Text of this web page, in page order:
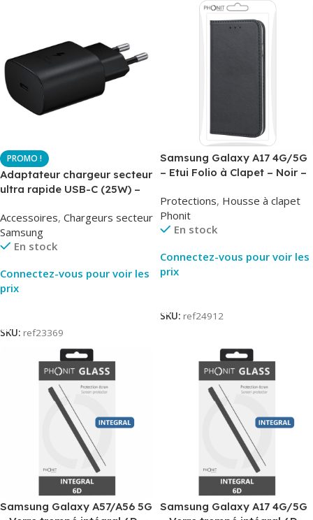
Adaptateur chargeur secteur
ultra rapide USB-C (25W) –
TA800
Accessoires, Chargeurs secteur
Samsung
En stock
Connectez-vous pour voir les
prix
SKU: ref23369
Samsung Galaxy A17 4G/5G
– Etui Folio à Clapet – Noir –
Protections, Housse à clapet
Phonit
En stock
Connectez-vous pour voir les
prix
SKU: ref24912
Samsung Galaxy A57/A56 5G
Samsung Galaxy A17 4G/5G